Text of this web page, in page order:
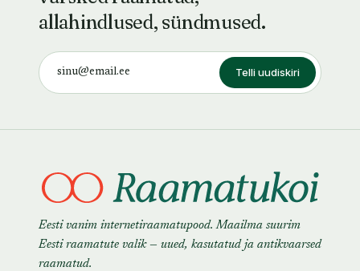
allahindlused, sündmused.
Telli uudiskiri
Eesti vanim internetiraamatupood. Maailma suurim
Eesti raamatute valik — uued, kasutatud ja antikvaarsed
raamatud.